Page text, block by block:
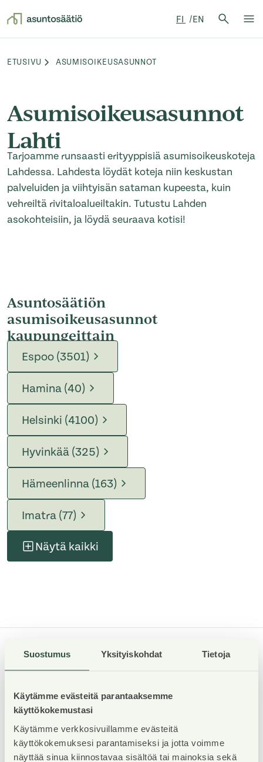
Suostumus Yksityiskohdat Tietoja
Käytämme evästeitä parantaaksemme
käyttökokemustasi
Käytämme verkkosivuillamme evästeitä
käyttökokemuksesi parantamiseksi ja jotta voimme
näyttää sinua kiinnostavaa sisältöä tai mainoksia sekä
FI EN
Hae:
Browse:
ETUSIVU ASUMISOIKEUSASUNNOT
Asumisoikeusasunnot
Lahti
Tarjoamme runsaasti erityyppisiä asumisoikeuskoteja
Lahdessa. Lahdesta löydät koteja niin keskustan
palveluiden ja viihtyisän sataman kupeesta, kuin
vehreiltä rivitaloalueiltakin. Tutustu Lahden
asokohteisiin, ja löydä seuraava kotisi!
Asuntosäätiön
asumisoikeusasunnot
kaupungeittain
Espoo (3501)
Hamina (40)
Helsinki (4100)
Hyvinkää (325)
Hämeenlinna (163)
Imatra (77)
Näytä kaikki
02100 Espoo
09 4246 9333
asiakaspalvelu@asuntosaatio.fi